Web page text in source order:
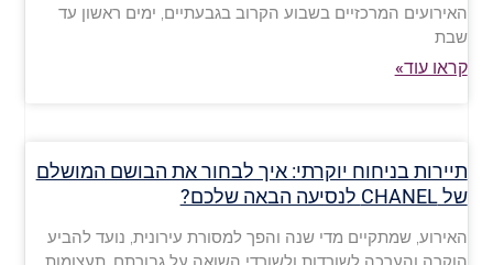
האירועים המרכזיים בשבוע הקרוב בגבעתיים, ימים ראשון עד
שבת
קראו עוד»
תיירות בניחוח יוקרתי: איך לבחור את הבושם המושלם
של CHANEL לנסיעה הבאה שלכם?
האירוע, שמתקיים מדי שנה והפך למסורת עירונית, נועד להביע